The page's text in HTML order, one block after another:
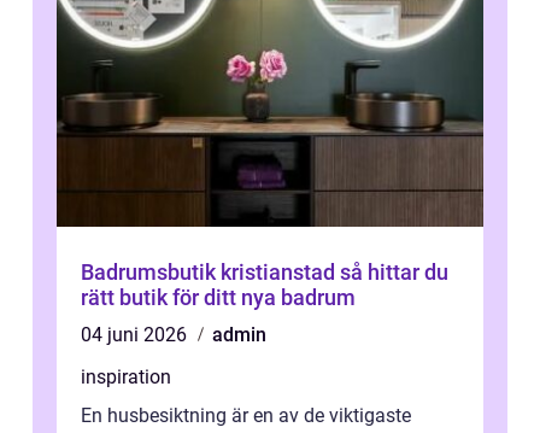
Badrumsbutik kristianstad så hittar du
rätt butik för ditt nya badrum
04 juni 2026
admin
inspiration
En husbesiktning är en av de viktigaste